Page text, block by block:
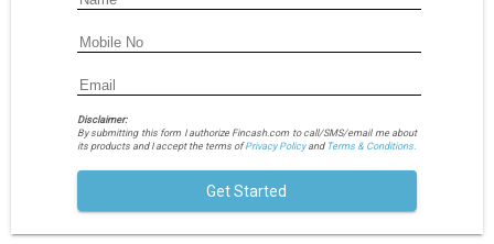
Disclaimer:
By submitting this form I authorize Fincash.com to call/SMS/email me about
its products and I accept the terms ofPrivacy Policyand Terms & Conditions.
Get Started